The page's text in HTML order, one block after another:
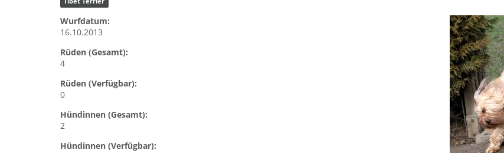
Wurfdatum:
16.10.2013
Rüden (Gesamt):
4
Rüden (Verfügbar):
0
Hündinnen (Gesamt):
2
Hündinnen (Verfügbar):